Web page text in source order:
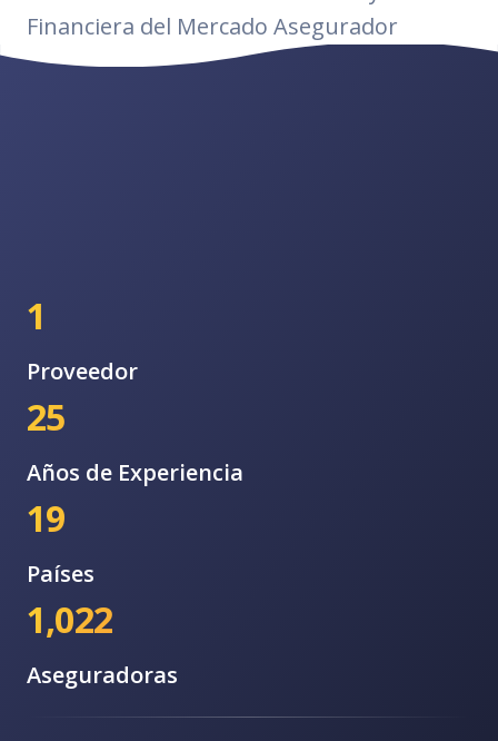
Financiera del Mercado Asegurador
1
Proveedor
25
Años de Experiencia
19
Países
1,022
Aseguradoras